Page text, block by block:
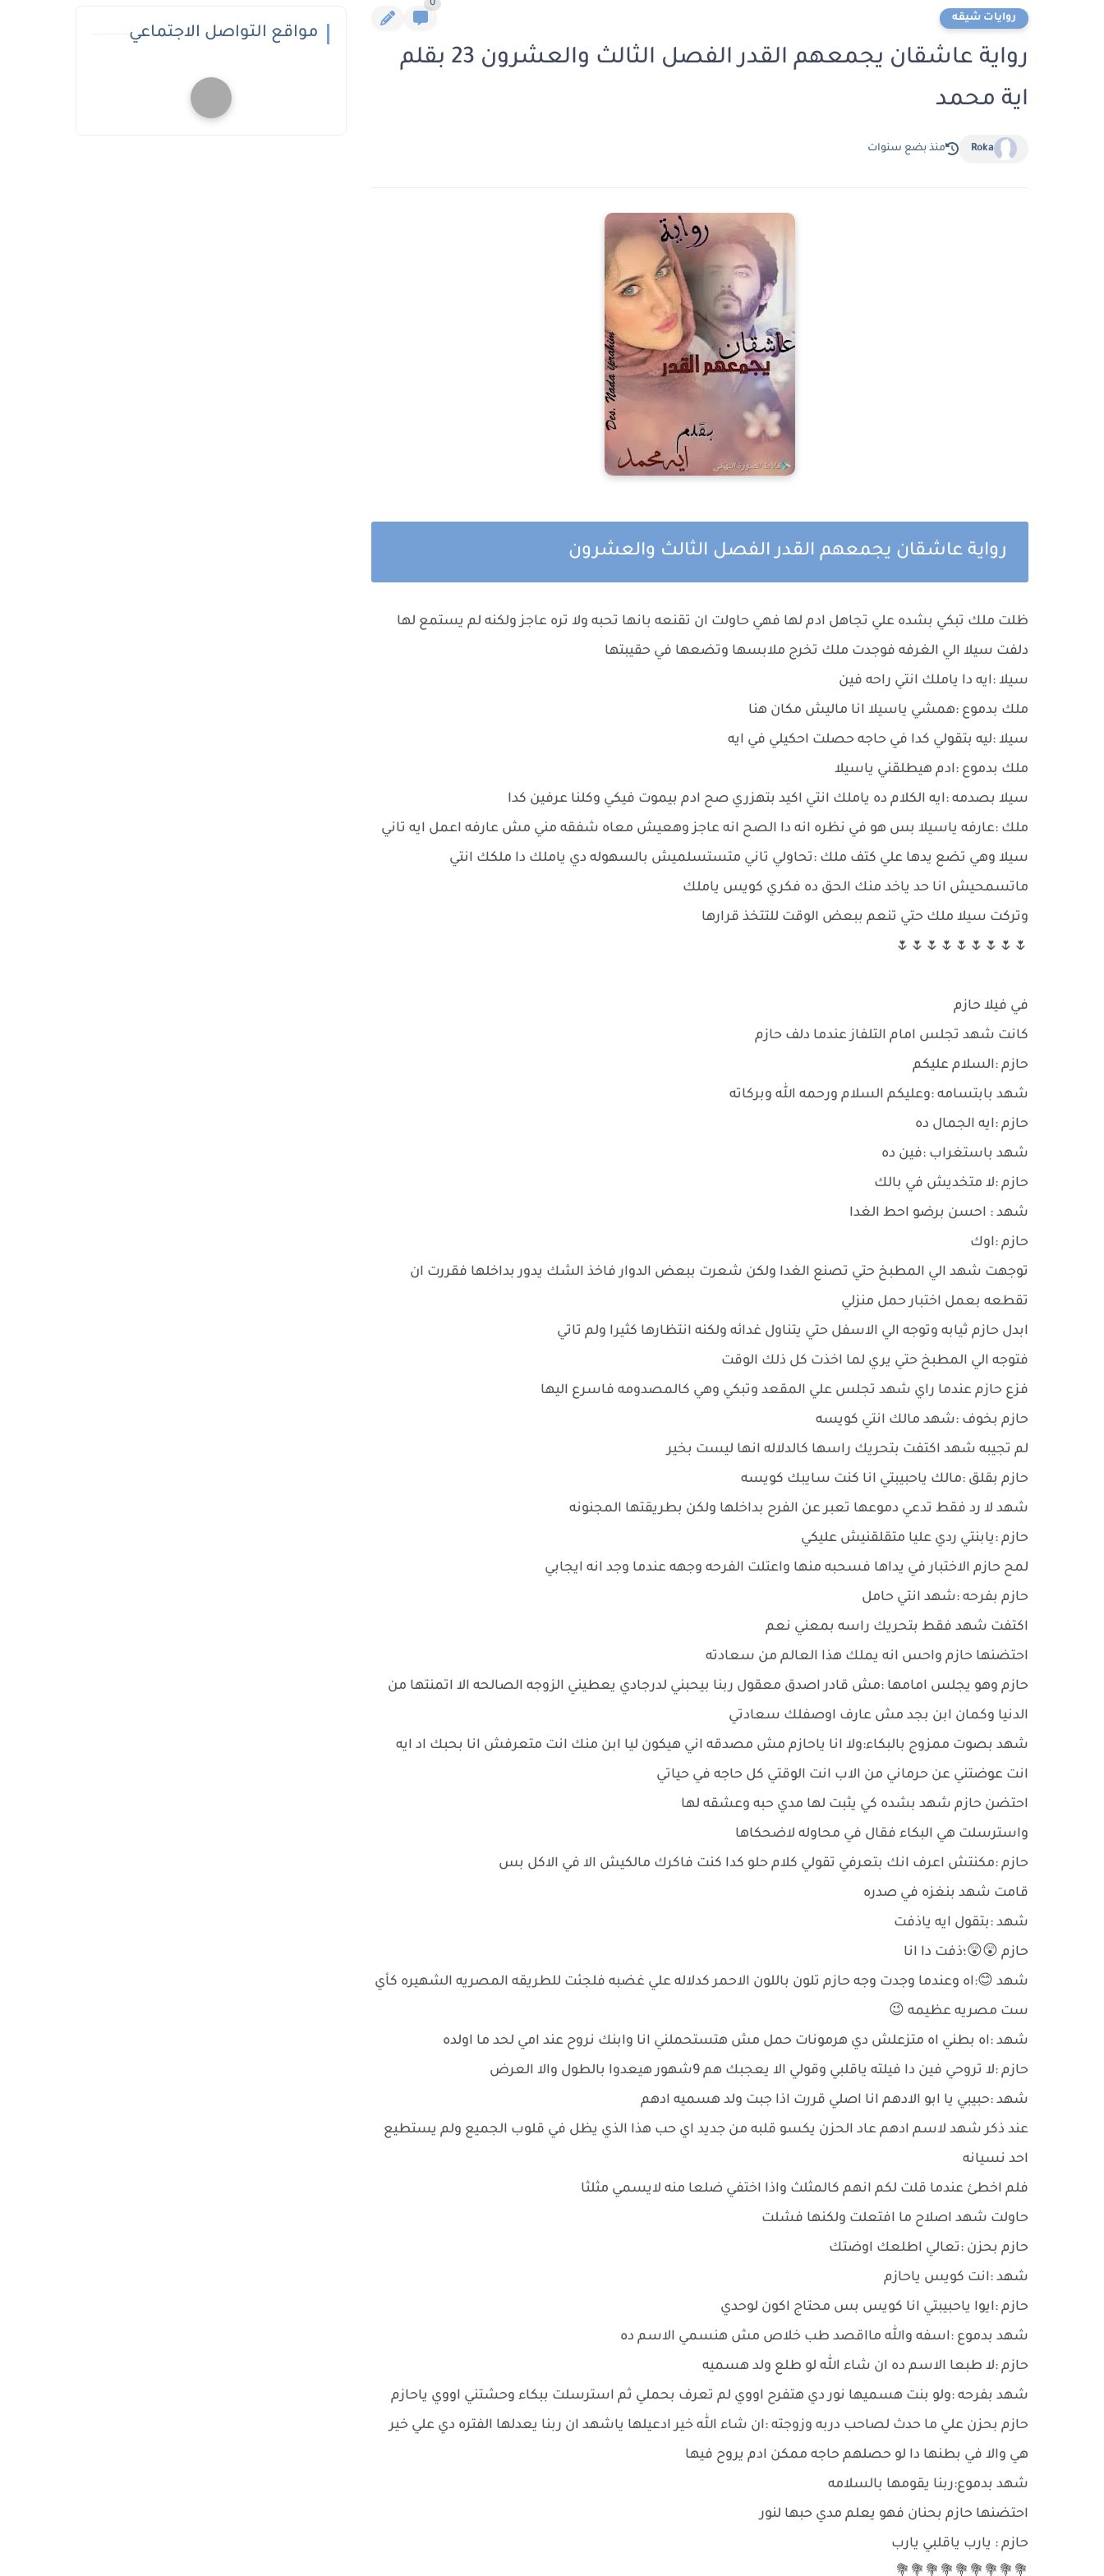
روايات شيقه
0
رواية عاشقان يجمعهم القدر الفصل الثالث والعشرون 23 بقلم
اية محمد
Roka منذ بضع سنوات
رواية عاشقان يجمعهم القدر الفصل الثالث والعشرون
ظلت ملك تبكي بشده علي تجاهل ادم لها فهي حاولت ان تقنعه بانها تحبه ولا تره عاجز ولكنه لم يستمع لها
دلفت سيلا الي الغرفه فوجدت ملك تخرج ملابسها وتضعها في حقيبتها
سيلا :ايه دا ياملك انتي راحه فين
ملك بدموع :همشي ياسيلا انا ماليش مكان هنا
سيلا :ليه بتقولي كدا في حاجه حصلت احكيلي في ايه
ملك بدموع :ادم هيطلقني ياسيلا
سيلا بصدمه :ايه الكلام ده ياملك انتي اكيد بتهزري صح ادم بيموت فيكي وكلنا عرفين كدا
ملك :عارفه ياسيلا بس هو في نظره انه دا الصح انه عاجز وهعيش معاه شفقه مني مش عارفه اعمل ايه تاني
سيلا وهي تضع يدها علي كتف ملك :تحاولي تاني متستسلميش بالسهوله دي ياملك دا ملكك انتي
ماتسمحيش انا حد ياخد منك الحق ده فكري كويس ياملك
وتركت سيلا ملك حتي تنعم ببعض الوقت للتتخذ قرارها
🌷🌷🌷🌷🌷🌷🌷🌷🌷
في فيلا حازم
كانت شهد تجلس امام التلفاز عندما دلف حازم
حازم :السلام عليكم
شهد بابتسامه :وعليكم السلام ورحمه الله وبركاته
حازم :ايه الجمال ده
شهد باستغراب :فين ده
حازم :لا متخديش في بالك
شهد : احسن برضو احط الغدا
حازم :اوك
توجهت شهد الي المطبخ حتي تصنع الغدا ولكن شعرت ببعض الدوار فاخذ الشك يدور بداخلها فقررت ان
تقطعه بعمل اختبار حمل منزلي
ابدل حازم ثيابه وتوجه الي الاسفل حتي يتناول غدائه ولكنه انتظارها كثيرا ولم تاتي
فتوجه الي المطبخ حتي يري لما اخذت كل ذلك الوقت
فزع حازم عندما راي شهد تجلس علي المقعد وتبكي وهي كالمصدومه فاسرع اليها
حازم بخوف :شهد مالك انتي كويسه
لم تجيبه شهد اكتفت بتحريك راسها كالدلاله انها ليست بخير
حازم بقلق :مالك ياحبيبتي انا كنت سايبك كويسه
شهد لا رد فقط تدعي دموعها تعبر عن الفرح بداخلها ولكن بطريقتها المجنونه
حازم :يابنتي ردي عليا متقلقنيش عليكي
لمح حازم الاختبار في يداها فسحبه منها واعتلت الفرحه وجهه عندما وجد انه ايجابي
حازم بفرحه :شهد انتي حامل
اكتفت شهد فقط بتحريك راسه بمعني نعم
احتضنها حازم واحس انه يملك هذا العالم من سعادته
حازم وهو يجلس امامها :مش قادر اصدق معقول ربنا بيحبني لدرجادي يعطيني الزوجه الصالحه الا اتمنتها من
الدنيا وكمان ابن بجد مش عارف اوصفلك سعادتي
شهد بصوت ممزوج بالبكاء:ولا انا ياحازم مش مصدقه اني هيكون ليا ابن منك انت متعرفش انا بحبك اد ايه
انت عوضتني عن حرماني من الاب انت الوقتي كل حاجه في حياتي
احتضن حازم شهد بشده كي يثبت لها مدي حبه وعشقه لها
واسترسلت هي البكاء فقال في محاوله لاضحكاها
حازم :مكنتش اعرف انك بتعرفي تقولي كلام حلو كدا كنت فاكرك مالكيش الا في الاكل بس
قامت شهد بنغزه في صدره
شهد :بتقول ايه ياذفت
حازم 😲😲؛ذفت دا انا
شهد 😊:اه وعندما وجدت وجه حازم تلون باللون الاحمر كدلاله علي غضبه فلجئت للطريقه المصريه الشهيره كأي
ست مصريه عظيمه 😉
شهد :اه بطني اه متزعلش دي هرمونات حمل مش هتستحملني انا وابنك نروح عند امي لحد ما اولده
حازم :لا تروحي فين دا فيلته ياقلبي وقولي الا يعجبك هم 9شهور هيعدوا بالطول والا العرض
شهد :حبيبي يا ابو الادهم انا اصلي قررت اذا جبت ولد هسميه ادهم
عند ذكر شهد لاسم ادهم عاد الحزن يكسو قلبه من جديد اي حب هذا الذي يظل في قلوب الجميع ولم يستطيع
احد نسيانه
فلم اخطئ عندما قلت لكم انهم كالمثلث واذا اختفي ضلعا منه لايسمي مثلثا
حاولت شهد اصلاح ما افتعلت ولكنها فشلت
حازم بحزن :تعالي اطلعك اوضتك
شهد :انت كويس ياحازم
حازم :ايوا ياحبيبتي انا كويس بس محتاج اكون لوحدي
شهد بدموع :اسفه والله مااقصد طب خلاص مش هنسمي الاسم ده
حازم :لا طبعا الاسم ده ان شاء الله لو طلع ولد هسميه
شهد بفرحه :ولو بنت هسميها نور دي هتفرح اووي لم تعرف بحملي ثم استرسلت ببكاء وحشتني اووي ياحازم
حازم بحزن علي ما حدث لصاحب دربه وزوجته :ان شاء الله خير ادعيلها ياشهد ان ربنا يعدلها الفتره دي علي خير
هي والا في بطنها دا لو حصلهم حاجه ممكن ادم يروح فيها
شهد بدموع:ربنا يقومها بالسلامه
احتضنها حازم بحنان فهو يعلم مدي حبها لنور
حازم : يارب ياقلبي يارب
مواقع التواصل الاجتماعي